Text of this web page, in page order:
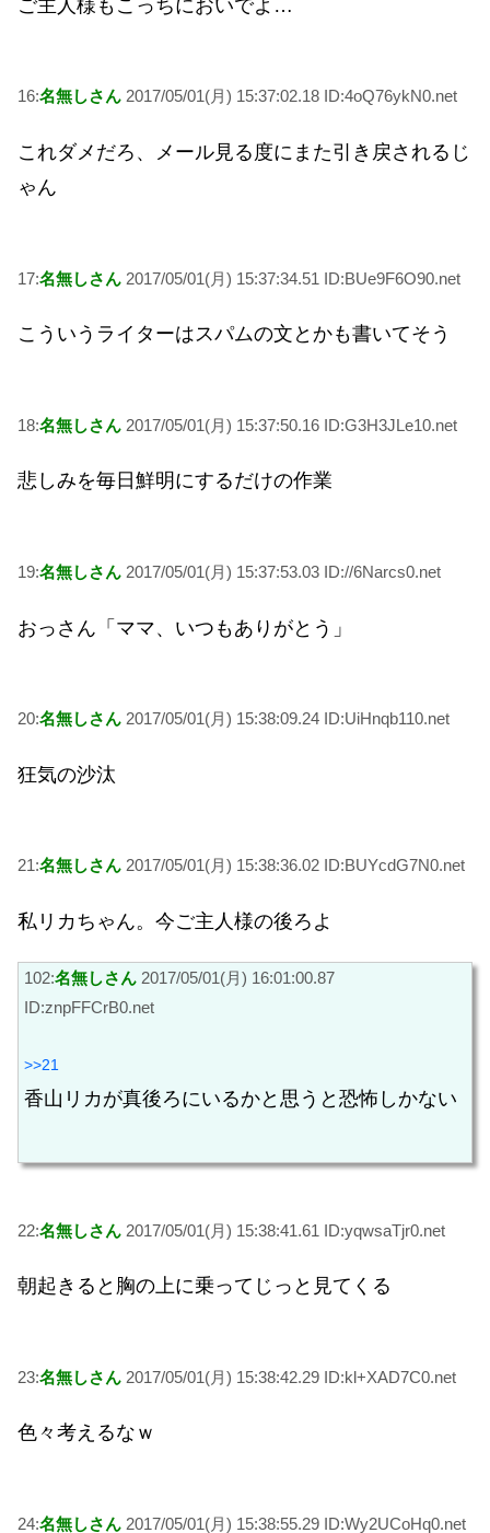
ご主人様もこっちにおいでよ…
16:名無しさん 2017/05/01(月) 15:37:02.18 ID:4oQ76ykN0.net
これダメだろ、メール見る度にまた引き戻されるじ
ゃん
17:名無しさん 2017/05/01(月) 15:37:34.51 ID:BUe9F6O90.net
こういうライターはスパムの文とかも書いてそう
18:名無しさん 2017/05/01(月) 15:37:50.16 ID:G3H3JLe10.net
悲しみを毎日鮮明にするだけの作業
19:名無しさん 2017/05/01(月) 15:37:53.03 ID://6Narcs0.net
おっさん「ママ、いつもありがとう」
20:名無しさん 2017/05/01(月) 15:38:09.24 ID:UiHnqb110.net
狂気の沙汰
21:名無しさん 2017/05/01(月) 15:38:36.02 ID:BUYcdG7N0.net
私リカちゃん。今ご主人様の後ろよ
102:名無しさん 2017/05/01(月) 16:01:00.87
ID:znpFFCrB0.net
>>21
香山リカが真後ろにいるかと思うと恐怖しかない
22:名無しさん 2017/05/01(月) 15:38:41.61 ID:yqwsaTjr0.net
朝起きると胸の上に乗ってじっと見てくる
23:名無しさん 2017/05/01(月) 15:38:42.29 ID:kl+XAD7C0.net
色々考えるなｗ
24:名無しさん 2017/05/01(月) 15:38:55.29 ID:Wy2UCoHq0.net